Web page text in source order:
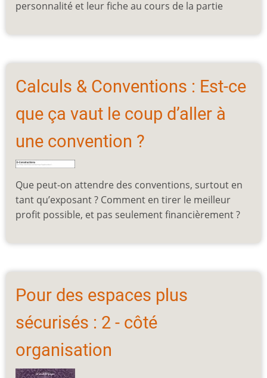
personnalité et leur fiche au cours de la partie
Calculs & Conventions : Est-ce
que ça vaut le coup d’aller à
une convention ?
Que peut-on attendre des conventions, surtout en
tant qu’exposant ? Comment en tirer le meilleur
profit possible, et pas seulement financièrement ?
Pour des espaces plus
sécurisés : 2 - côté
organisation